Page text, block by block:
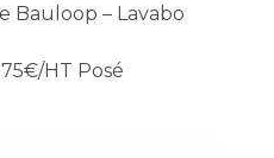
Bauloop – Lavabo
HT Posé